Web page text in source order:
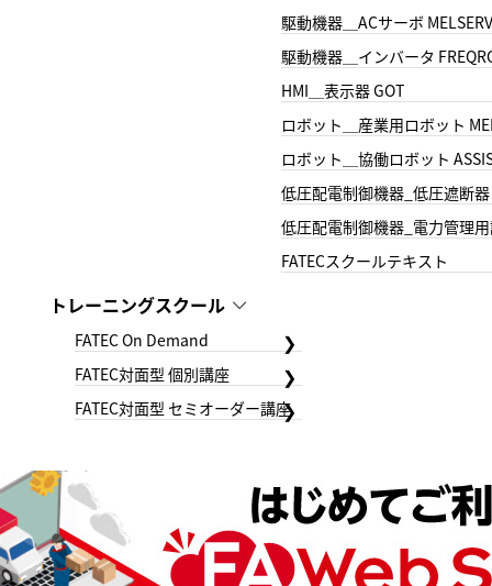
駆動機器＿ACサーボ
駆動機器＿インバータ
HMI＿表示器 GOT
ロボット＿産業用ロボット
ロボット＿協働ロボット
低圧配電制御機器_低圧遮断器
低圧配電制御機器_電力管理
FATECスクールテキスト
トレーニングスクール
FATEC On Demand
FATEC対面型 個別講座
FATEC対面型 セミオーダー講座